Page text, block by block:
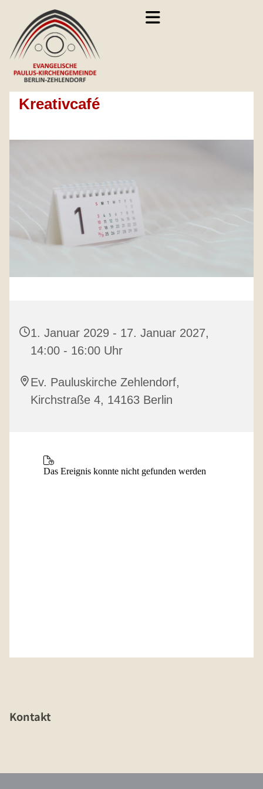
Kreativcafé
1. Januar 2029 - 17. Januar 2027,
14:00 - 16:00 Uhr
Ev. Pauluskirche Zehlendorf,
Kirchstraße 4, 14163 Berlin
Kontakt